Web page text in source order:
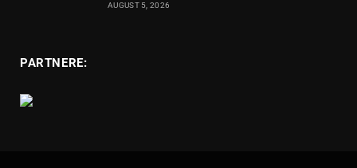
AUGUST 5, 2026
PARTNERE: